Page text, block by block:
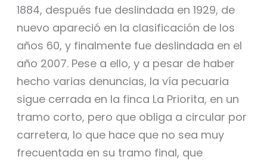
1884, después fue deslindada en 1929, de
nuevo apareció en la clasificación de los
años 60, y finalmente fue deslindada en el
año 2007. Pese a ello, y a pesar de haber
hecho varias denuncias, la vía pecuaria
sigue cerrada en la finca La Priorita, en un
tramo corto, pero que obliga a circular por
carretera, lo que hace que no sea muy
frecuentada en su tramo final, que